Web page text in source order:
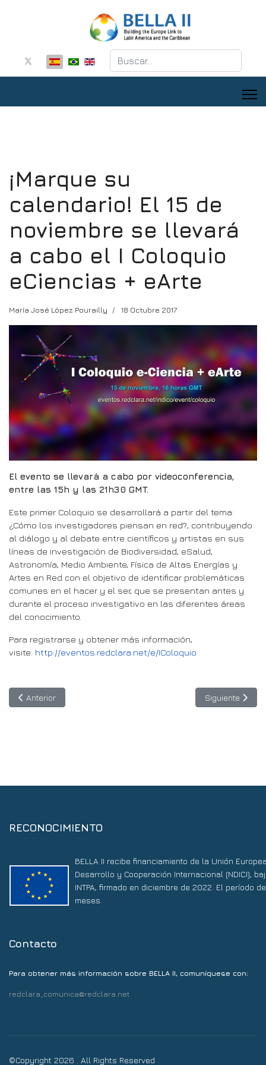
Buscar
¡Marque su
calendario! El 15 de
noviembre se llevará
a cabo el I Coloquio
eCiencias + eArte
María José López Pourailly 18 Octubre 2017
El evento se llevará a cabo por videoconferencia,
entre las 15h y las 21h30 GMT.
Este primer Coloquio se desarrollará a partir del tema:
¿Cómo los investigadores piensan en red?, contribuyendo
al diálogo y al debate entre científicos y artistas en sus
líneas de investigación de Biodiversidad, eSalud,
Astronomía, Medio Ambiente, Física de Altas Energías y
Artes en Red con el objetivo de identificar problemáticas
comunes en el hacer y el ser, que se presentan antes y
durante el proceso investigativo en las diferentes áreas
del conocimiento.
Para registrarse y obtener más información,
visite: http://eventos.redclara.net/e/IColoquio
Artículo anterior: Erasmus+ anuncia convocatoria de becas 2018
Anterior Artículo
Siguiente
RECONOCIMIENTO
BELLA II recibe financiamiento de la Unión
Desarrollo y Cooperación Internacional (NDICI),
INTPA, firmado en diciembre de 2022. El período
meses.
Contacto
Para obtener más información sobre BELLA II, comuníquese con:
redclara_comunica@redclara.net
©Copyright 2026 . All Rights Reserved